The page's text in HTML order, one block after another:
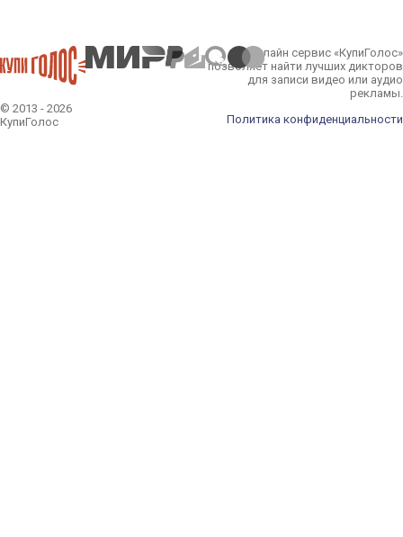
© 2013 - 2026
КупиГолос
Онлайн сервис «КупиГолос»
позволяет найти лучших дикторов
для записи видео или аудио
рекламы.
Политика конфиденциальности